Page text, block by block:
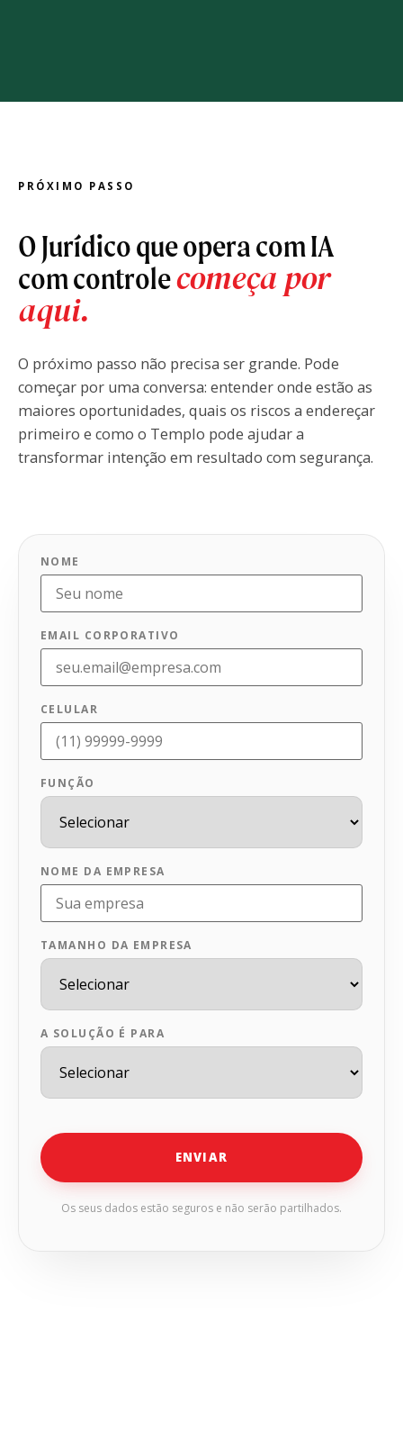
PRÓXIMO PASSO
O Jurídico que opera com IA
com controlecomeça por
aqui.
O próximo passo não precisa ser grande. Pode
começar por uma conversa: entender onde estão as
maiores oportunidades, quais os riscos a endereçar
primeiro e como o Templo pode ajudar a
transformar intenção em resultado com segurança.
NOME
EMAIL CORPORATIVO
CELULAR
FUNÇÃO
NOME DA EMPRESA
TAMANHO DA EMPRESA
A SOLUÇÃO É PARA
ENVIAR
Os seus dados estão seguros e não serão partilhados.